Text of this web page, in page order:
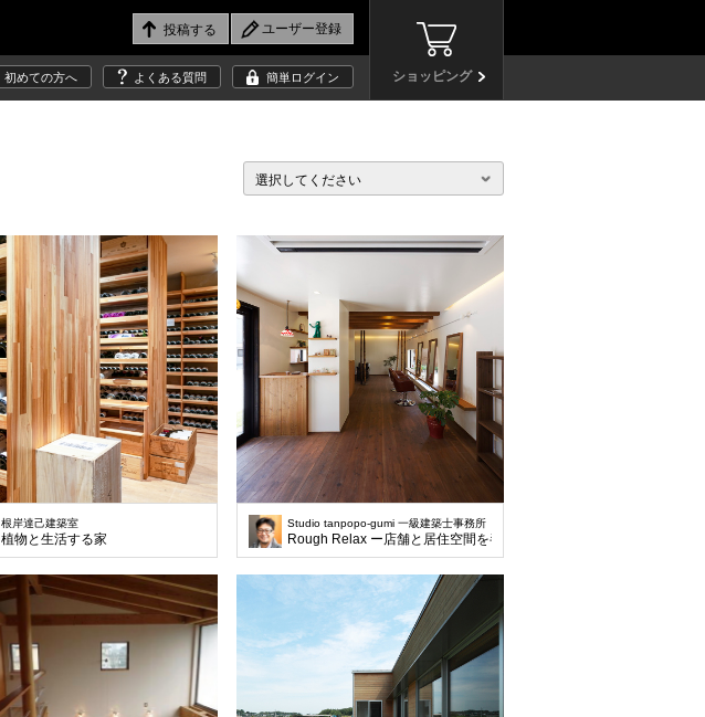
ショッピング
初めての方へ よくある質問 簡単ログイン
選択してください
根岸達己建築室
植物と生活する家
Studio tanpopo-gumi 一級建築士事務所
Rough Relax ー店舗と居住空間を半階ずらし庭に開くー